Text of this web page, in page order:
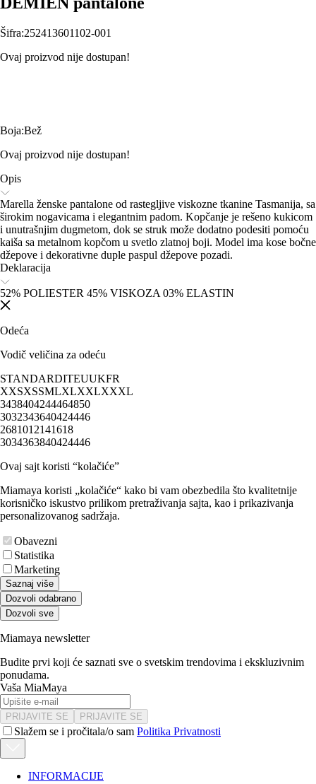
Šifra:252413601102-001
Ovaj proizvod nije dostupan!
Boja:Bež
Ovaj proizvod nije dostupan!
Opis
Marella ženske pantalone od rastegljive viskozne tkanine Tasmanija, sa
širokim nogavicama i elegantnim padom. Kopčanje je rešeno kukicom
i unutrašnjim dugmetom, dok se struk može dodatno podesiti pomoću
kaiša sa metalnom kopčom u svetlo zlatnoj boji. Model ima kose bočne
džepove i dekorativne duple paspul džepove pozadi.
Deklaracija
52% POLIESTER 45% VISKOZA 03% ELASTIN
Odeća
Vodič veličina za odeću
STANDARDITEUUKFR
XXSXSSMLXLXXLXXXL
3438404244464850
3032343640424446
2681012141618
3034363840424446
Ovaj sajt koristi “kolačiće”
Miamaya koristi „kolačiće“ kako bi vam obezbedila što kvalitetnije
korisničko iskustvo prilikom pretraživanja sajta, kao i prikazivanja
personalizovanog sadržaja.
Obavezni
Statistika
Marketing
Saznaj više
Dozvoli odabrano
Dozvoli sve
Miamaya newsletter
Budite prvi koji će saznati sve o svetskim trendovima i ekskluzivnim
ponudama.
Vaša MiaMaya
PRIJAVITE SE PRIJAVITE SE
Slažem se i pročitala/o sam Politika Privatnosti
INFORMACIJE